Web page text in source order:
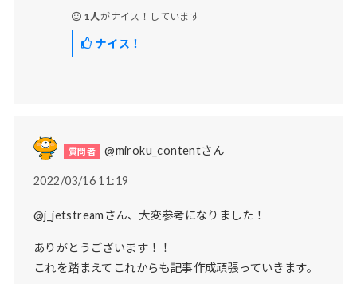
1人がナイス！しています
ナイス！
@miroku_contentさん
2022/03/16 11:19
@j_jetstreamさん、大変参考になりました！
ありがとうございます！！
これを踏まえてこれからも記事作成頑張っていきます。